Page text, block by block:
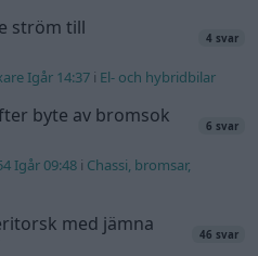
ström till
4 svar
Igår 14:37 i El- och hybridbilar
byte av bromsok
6 svar
Igår 09:48 i Chassi, bromsar,
med jämna
46 svar